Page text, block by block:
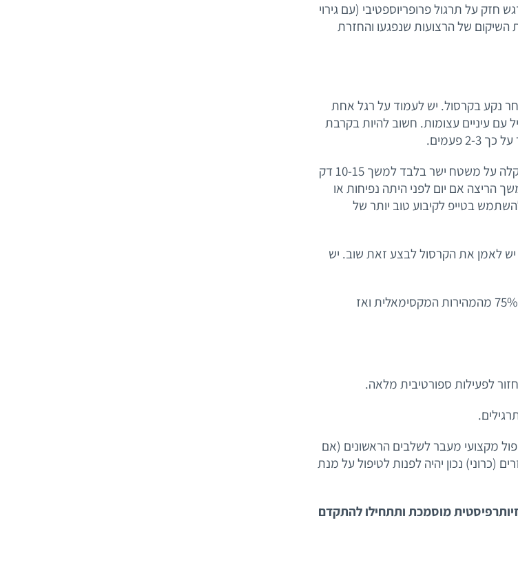
חזק על תרגול פרופריוספטיבי (עם גירוי
של הרצועות שנפגעו והחזרת
נקע בקרסול. יש לעמוד על רגל אחת
התרגיל עם עיניים עצומות. חשוב להיות בקרבת
פעמים.
ריצה-כאשר אין יותר כאב בהליכה או קפיצה במקום ניתן לחזור לריצה קלה על משטח ישר בלבד למשך 10-15 דק
הריצה אם יום לפני היתה נפיחות או
הריצה יש לשים קרח למשך 20 דק’. ניתן להשתמש בטייפ לקיבוע טוב יותר של
יש לאמן את הקרסול לבצע זאת שוב. יש
ספרינט של 30-40 מטר ב 50% מהמהירות המקסימאלית ואז ב 75% מהמהירות המקסימאלית ואז
לפעילות ספורטיבית מלאה.
מקצועי מעבר לשלבים הראשונים (אם
(כרוני) נכון יהיה לפנות לטיפול על מנת
מוסמכת ותתחילו להתקדם